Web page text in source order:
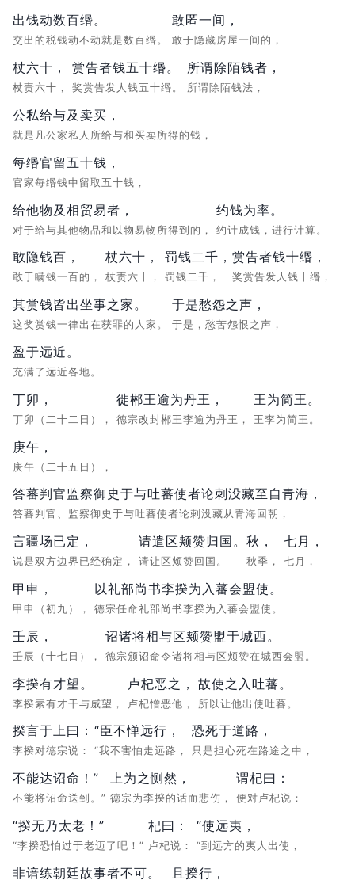
出钱动数百缗。
交出的税钱动不动就是数百缗。
敢匿一间，
敢于隐藏房屋一间的，
杖六十，
杖责六十，
赏告者钱五十缗。
奖赏告发人钱五十缗。
所谓除陌钱者，
所谓除陌钱法，
公私给与及卖买，
就是凡公家私人所给与和买卖所得的钱，
每缗官留五十钱，
官家每缗钱中留取五十钱，
给他物及相贸易者，
对于给与其他物品和以物易物所得到的，
约钱为率。
约计成钱，进行计算。
敢隐钱百，
敢于瞒钱一百的，
杖六十，
杖责六十，
罚钱二千，
罚钱二千，
赏告者钱十缗，
奖赏告发人钱十缗，
其赏钱皆出坐事之家。
这奖赏钱一律出在获罪的人家。
于是愁怨之声，
于是，愁苦怨恨之声，
盈于远近。
充满了远近各地。
丁卯，
丁卯（二十二日），
徙郴王逾为丹王，
德宗改封郴王李逾为丹王，
王为简王。
王李为简王。
庚午，
庚午（二十五日），
答蕃判官监察御史于与吐蕃使者论刺没藏至自青海，
答蕃判官、监察御史于与吐蕃使者论剌没藏从青海回朝，
言疆场已定，
说是双方边界已经确定，
请遣区颊赞归国。
请让区颊赞回国。
秋，
秋季，
七月，
七月，
甲申，
甲申（初九），
以礼部尚书李揆为入蕃会盟使。
德宗任命礼部尚书李揆为入蕃会盟使。
壬辰，
壬辰（十七日），
诏诸将相与区颊赞盟于城西。
德宗颁诏命令诸将相与区颊赞在城西会盟。
李揆有才望。
李揆素有才干与威望，
卢杞恶之，
卢杞憎恶他，
故使之入吐蕃。
所以让他出使吐蕃。
揆言于上曰：
李揆对德宗说：
“臣不惮远行，
“我不害怕走远路，
恐死于道路，
只是担心死在路途之中，
不能达诏命！”
不能将诏命送到。”
上为之恻然，
德宗为李揆的话而悲伤，
谓杞曰：
便对卢杞说：
“揆无乃太老！”
“李揆恐怕过于老迈了吧！”
杞曰：
卢杞说：
“使远夷，
“到远方的夷人出使，
非谙练朝廷故事者不可。 且揆行，